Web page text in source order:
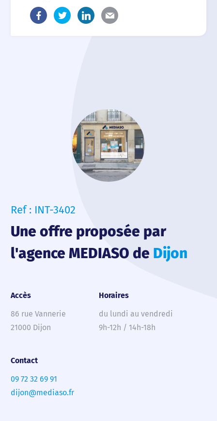
Ref : INT-3402
Une offre proposée par
l'agence MEDIASO de Dijon
Accès
86 rue Vannerie
21000 Dijon
Horaires
du lundi au vendredi
9h-12h / 14h-18h
Contact
09 72 32 69 91
dijon@mediaso.fr